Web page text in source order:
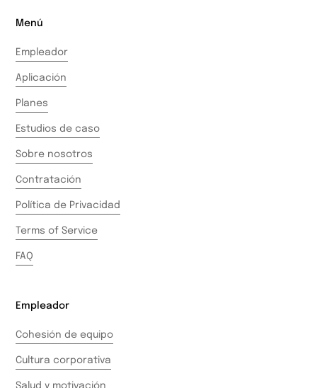
Menú
Empleador
Aplicación
Planes
Estudios de caso
Sobre nosotros
Contratación
Política de Privacidad
Terms of Service
FAQ
Empleador
Cohesión de equipo
Cultura corporativa
Salud y motivación